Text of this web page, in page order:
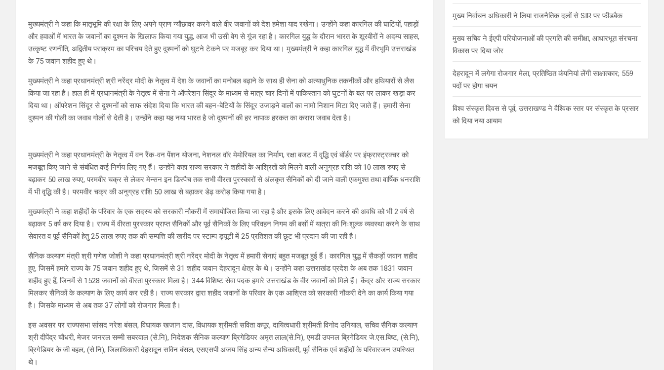
मुख्यमंत्री ने कहा कि मातृभूमि की रक्षा के लिए अपने प्राण न्यौछावर करने वाले वीर जवानों को देश हमेशा याद रखेगा। उन्होंने कहा कारगिल की घाटियों, पहाड़ों
और हवाओं में भारत के जवानों का दुश्मन के खिलाफ किया गया युद्ध, आज भी उसी वेग से गूंज रहा है। कारगिल युद्ध के दौरान भारत के शूरवीरों ने अदम्य साहस,
उत्कृष्ट रणनीति, अद्वितीय पराक्रम का परिचय देते हुए दुश्मनों को घुटने टेकने पर मजबूर कर दिया था। मुख्यमंत्री ने कहा कारगिल युद्ध में वीरभूमि उत्तराखंड
के 75 जवान शहीद हुए थे।
मुख्यमंत्री ने कहा प्रधानमंत्री श्री नरेंद्र मोदी के नेतृत्व में देश के जवानों का मनोबल बढ़ाने के साथ ही सेना को अत्याधुनिक तकनीकों और हथियारों से लैस
किया जा रहा है। हाल ही में प्रधानमंत्री के नेतृत्व में सेना ने ऑपरेशन सिंदूर के माध्यम से मात्र चार दिनों में पाकिस्तान को घुटनों के बल पर लाकर खड़ा कर
दिया था। ऑपरेशन सिंदूर से दुश्मनों को साफ संदेश दिया कि भारत की बहन-बेटियों के सिंदूर उजाड़ने वालों का नामो निशान मिटा दिए जाते हैं। हमारी सेना
दुश्मन की गोली का जवाब गोलों से देती है। उन्होंने कहा यह नया भारत है जो दुश्मनों की हर नापाक हरकत का करारा जवाब देता है।
मुख्यमंत्री ने कहा प्रधानमंत्री के नेतृत्व में वन रैंक-वन पेंशन योजना, नेशनल वॉर मेमोरियल का निर्माण, रक्षा बजट में वृद्धि एवं बॉर्डर पर इंफ्रास्ट्रक्चर को
मजबूत किए जाने से संबंधित कई निर्णय लिए गए हैं। उन्होंने कहा राज्य सरकार ने शहीदों के आश्रितों को मिलने वाली अनुग्रह राशि को 10 लाख रुपए से
बढ़ाकर 50 लाख रुपए, परमवीर चक्र से लेकर मेन्सन इन डिस्पैच तक सभी वीरता पुरस्कारों से अंलकृत सैनिकों को दी जाने वाली एकमुश्त तथा वार्षिक धनराशि
में भी वृद्धि की है। परमवीर चक्र की अनुग्रह राशि 50 लाख से बढ़ाकर डेढ़ करोड़ किया गया है।
मुख्यमंत्री ने कहा शहीदों के परिवार के एक सदस्य को सरकारी नौकरी में समायोजित किया जा रहा है और इसके लिए आवेदन करने की अवधि को भी 2 वर्ष से
बढ़ाकर 5 वर्ष कर दिया है। राज्य में वीरता पुरस्कार प्राप्त सैनिकों और पूर्व सैनिकों के लिए परिवहन निगम की बसों में यात्रा की निःशुल्क व्यवस्था करने के साथ
सेवारत व पूर्व सैनिकों हेतु 25 लाख रुपए तक की सम्पत्ति की खरीद पर स्टाम्प ड्यूटी में 25 प्रतिशत की छूट भी प्रदान की जा रही है।
सैनिक कल्याण मंत्री श्री गणेश जोशी ने कहा प्रधानमंत्री श्री नरेंद्र मोदी के नेतृत्व में हमारी सेनाएं बहुत मजबूत हुई हैं। कारगिल युद्ध में सैकड़ों जवान शहीद
हुए, जिसमें हमारे राज्य के 75 जवान शहीद हुए थे, जिसमें से 31 शहीद जवान देहरादून क्षेत्र के थे। उन्होंने कहा उत्तराखंड प्रदेश के अब तक 1831 जवान
शहीद हुए हैं, जिनमें से 1528 जवानों को वीरता पुरस्कार मिला है। 344 विशिष्ट सेवा पदक हमारे उत्तराखंड के वीर जवानों को मिले हैं। केंद्र और राज्य सरकार
मिलकर सैनिकों के कल्याण के लिए कार्य कर रही है। राज्य सरकार द्वारा शहीद जवानों के परिवार के एक आश्रित को सरकारी नौकरी देने का कार्य किया गया
है। जिसके माध्यम से अब तक 37 लोगों को रोजगार मिला है।
इस अवसर पर राज्यसभा सांसद नरेश बंसल, विधायक खजान दास, विधायक श्रीमती सविता कपूर, दायित्वधारी श्रीमती विनोद उनियाल, सचिव सैनिक कल्याण
श्री दीपेंद्र चौधरी, मेजर जनरल सम्मी सबरवाल (से.नि), निदेशक सैनिक कल्याण ब्रिगेडियर अमृत लाल(से.नि), एमडी उपनल ब्रिगेडियर जे.एस.बिष्ट, (से.नि),
ब्रिगेडियर के.जी बहल, (से.नि), जिलाधिकारी देहरादून सविन बंसल, एसएसपी अजय सिंह अन्य सैन्य अधिकारी, पूर्व सैनिक एवं शहीदों के परिवारजन उपस्थित
थे।
मुख्य निर्वाचन अधिकारी ने लिया राजनैतिक दलों से SIR पर फीडबैक
मुख्य सचिव ने ईएपी परियोजनाओं की प्रगति की समीक्षा, आधारभूत संरचना
विकास पर दिया जोर
देहरादून में लगेगा रोजगार मेला, प्रतिष्ठित कंपनियां लेंगी साक्षात्कार; 559
पदों पर होगा चयन
विश्व संस्कृत दिवस से पूर्व, उत्तराखण्ड ने वैश्विक स्तर पर संस्कृत के प्रसार
को दिया नया आयाम